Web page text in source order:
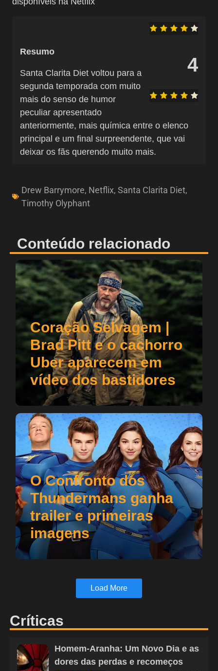
4
Resumo
Santa Clarita Diet voltou para a
segunda temporada com muito
mais do senso de humor
peculiar apresentado
anteriormente, mais química entre o elenco
principal e um final surpreendente, que vai
deixar os fãs querendo muito mais.
Drew Barrymore, Netflix, Santa Clarita Diet,
Timothy Olyphant
Conteúdo relacionado
Coração Selvagem |
Brad Pitt e o cachorro
Uber aparecem em
vídeo dos bastidores
O Confronto dos
Thundermans ganha
trailer e primeiras
imagens
Load More
Críticas
Homem-Aranha: Um Novo Dia e as
dores das perdas e recomeços